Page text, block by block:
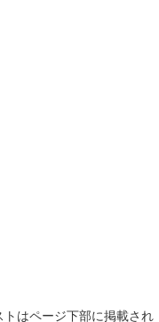
はページ下部に掲載され